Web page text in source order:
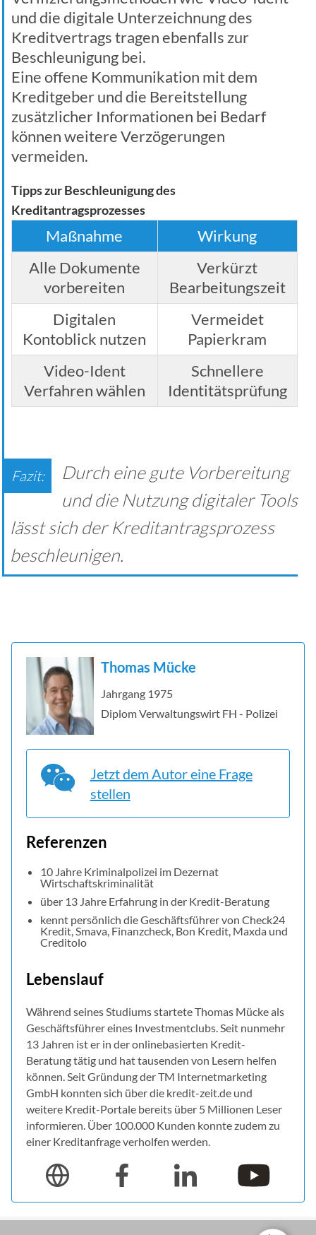
und die digitale Unterzeichnung des
Kreditvertrags tragen ebenfalls zur
Beschleunigung bei.
Eine offene Kommunikation mit dem
Kreditgeber und die Bereitstellung
zusätzlicher Informationen bei Bedarf
können weitere Verzögerungen
vermeiden.
Tipps zur Beschleunigung des
Kreditantragsprozesses
Maßnahme
Wirkung
Alle Dokumente
vorbereiten
Verkürzt
Bearbeitungszeit
Digitalen
Kontoblick nutzen
Vermeidet
Papierkram
Video-Ident
Verfahren wählen
Schnellere
Identitätsprüfung
Durch eine gute Vorbereitung
und die Nutzung digitaler Tools
lässt sich der Kreditantragsprozess
beschleunigen.
Thomas Mücke
Jahrgang 1975
Diplom Verwaltungswirt FH - Polizei
Jetzt dem Autor eine Frage
stellen
Referenzen
10 Jahre Kriminalpolizei im Dezernat
Wirtschaftskriminalität
über 13 Jahre Erfahrung in der Kredit-Beratung
kennt persönlich die Geschäftsführer von Check24
Kredit, Smava, Finanzcheck, Bon Kredit, Maxda und
Creditolo
Lebenslauf
Während seines Studiums startete Thomas Mücke als
Geschäftsführer eines Investmentclubs. Seit nunmehr
13 Jahren ist er in der onlinebasierten Kredit-
Beratung tätig und hat tausenden von Lesern helfen
können. Seit Gründung der TM Internetmarketing
GmbH konnten sich über die kredit-zeit.de und
weitere Kredit-Portale bereits über 5 Millionen Leser
informieren. Über 100.000 Kunden konnte zudem zu
einer Kreditanfrage verholfen werden.